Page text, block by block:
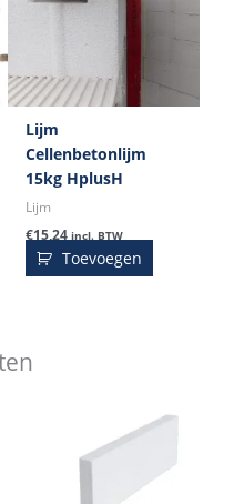
Lijm
Cellenbetonlijm
15kg HplusH
Lijm
€15,24 incl. BTW
Toevoegen